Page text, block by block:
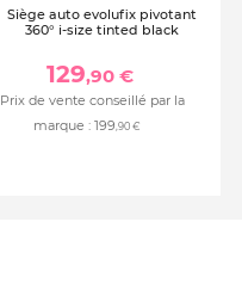
Siège auto evolufix pivotant
360° i-size tinted black
129,90 €
Prix de vente conseillé par la
marque : 199,90 €